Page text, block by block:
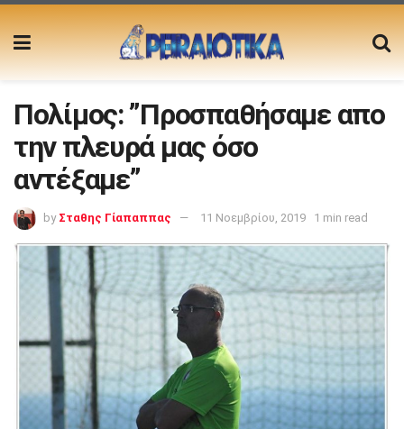
Πολίμος: ”Προσπαθήσαμε απο
την πλευρά μας όσο
αντέξαμε”
by Σταθης Γίαπαππας 11 Νοεμβρίου, 2019 1 min read